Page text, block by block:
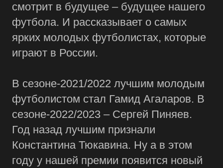
смотрит в будущее – будущее нашего
футбола. И рассказывает о самых
ярких молодых футболистах, которые
играют в России.
В сезоне-2021/2022 лучшим молодым
футболистом стал Гамид Агаларов. В
сезоне-2022/2023 – Сергей Пиняев.
Год назад лучшим признали
Константина Тюкавина. Ну а в этом
году у нашей премии появится новый